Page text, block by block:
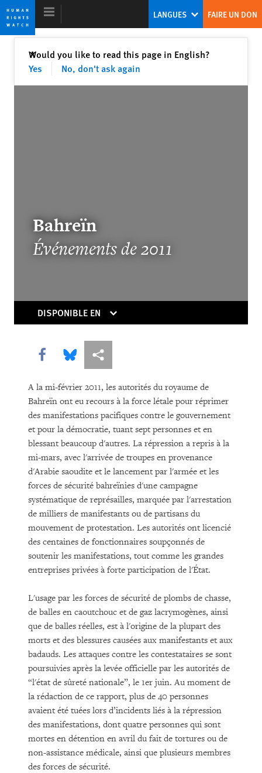
Skip
to
cookie
privacy
Skip
to
main
content
Rapport Mondial 2012
Europe’s Own Human Rights Crisis
TÉLÉCHARGER
LANGUES FAIRE UN DON
Would you like to read this page in English?
Yes
No, don't ask again
✕Fermer
Bahreïn
Événements de 2011
DISPONIBLE EN
Share this via Facebook
Share this via Bluesky
Share this via Partagez
A la mi-février 2011, les autorités du royaume de
Bahreïn ont eu recours à la force létale pour réprimer
des manifestations pacifiques contre le gouvernement
et pour la démocratie, tuant sept personnes et en
blessant beaucoup d'autres. La répression a repris à la
mi-mars, avec l'arrivée de troupes en provenance
d'Arabie saoudite et le lancement par l'armée et les
forces de sécurité bahreïnies d'une campagne
systématique de représailles, marquée par l'arrestation
de milliers de manifestants ou de partisans du
mouvement de protestation. Les autorités ont licencié
des centaines de fonctionnaires soupçonnés de
soutenir les manifestations, tout comme les grandes
entreprises privées à forte participation de l'État.
L'usage par les forces de sécurité de plombs de chasse,
de balles en caoutchouc et de gaz lacrymogènes, ainsi
que de balles réelles, est à l'origine de la plupart des
morts et des blessures causées aux manifestants et aux
badauds. Les attaques contre les contestataires se sont
poursuivies après la levée officielle par les autorités de
“l'état de sûreté nationale”, le 1er juin. Au moment de
la rédaction de ce rapport, plus de 40 personnes
avaient été tuées lors d’incidents liés à la répression
des manifestations, dont quatre personnes qui sont
mortes en détention en avril du fait de tortures ou de
non-assistance médicale, ainsi que plusieurs membres
des forces de sécurité.